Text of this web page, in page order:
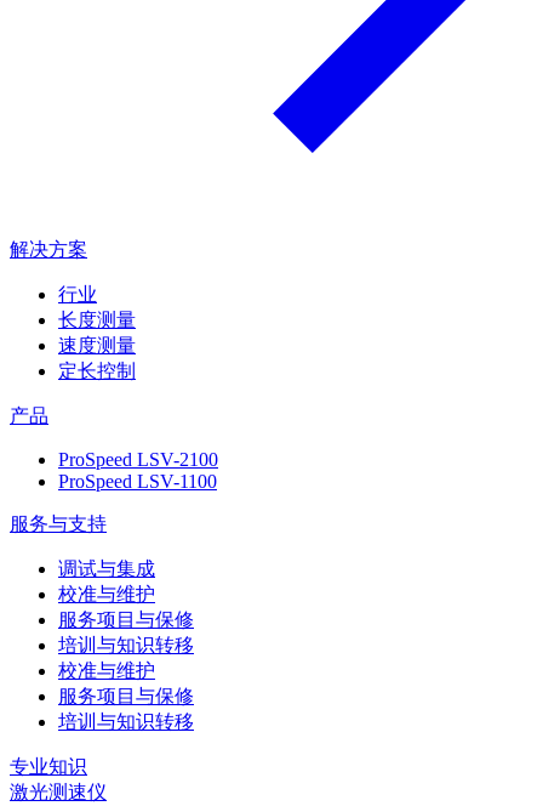
解决方案
行业
长度测量
速度测量
定长控制
产品
ProSpeed LSV-2100
ProSpeed LSV-1100
服务与支持
调试与集成
校准与维护
服务项目与保修
培训与知识转移
校准与维护
服务项目与保修
培训与知识转移
专业知识
激光测速仪